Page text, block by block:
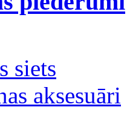
siets
aksesuāri